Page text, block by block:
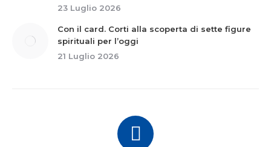
23 Luglio 2026
Con il card. Corti alla scoperta di sette figure
spirituali per l’oggi
21 Luglio 2026